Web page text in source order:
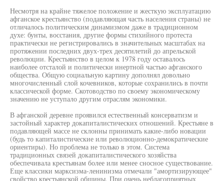
Несмотря на крайне тяжелое положение и жесткую эксплуатацию
афганское крестьянство (подавляющая часть населения страны) не
отличалось политическим динамизмом даже в традиционном
духе: бунты, восстания, другие формы стихийного протеста
практически не регистрировались в значительных масштабах на
протяжении последних двух-трех десятилетий до апрельской
революции. Крестьянство в целом к 1978 году оставалось
наиболее отсталой и политически инертной частью афганского
общества. Общую социальную картину дополнял довольно
многочисленный слой кочевников, которые сохранились в почти
классической форме. Скотоводство по своему экономическому
значению не уступало другим отраслям экономики.
В афганской деревне проявился естественный консерватизм и
застойный характер докапиталистических отношений. Крестьяне в
подавляющей массе не склонны принимать какие-либо новации
(будь то капиталистические или революционно-демократические
ориентиры). Но проблема не только в этом. Система
традиционных связей докапиталистического хозяйства
обеспечивала крестьянам более или менее сносное существование.
Еще классики марксизма-ленинизма отмечали "амортизирующее"
свойство крестьянской общины. При очень неблагоприятных